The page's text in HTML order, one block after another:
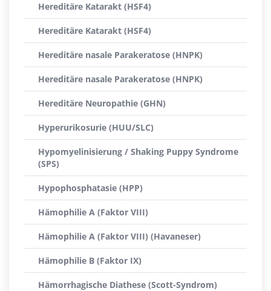
Hereditäre Katarakt (HSF4)
Hereditäre Katarakt (HSF4)
Hereditäre nasale Parakeratose (HNPK)
Hereditäre nasale Parakeratose (HNPK)
Hereditäre Neuropathie (GHN)
Hyperurikosurie (HUU/SLC)
Hypomyelinisierung / Shaking Puppy Syndrome
(SPS)
Hypophosphatasie (HPP)
Hämophilie A (Faktor VIII)
Hämophilie A (Faktor VIII) (Havaneser)
Hämophilie B (Faktor IX)
Hämorrhagische Diathese (Scott-Syndrom)